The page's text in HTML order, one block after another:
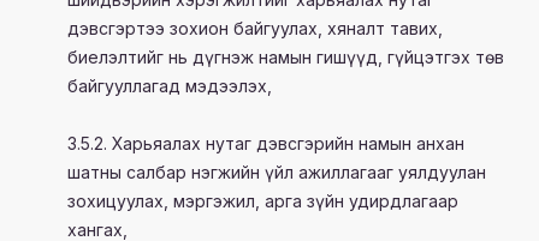
дэвсгэртээ зохион байгуулах, хяналт тавих,
биелэлтийг нь дүгнэж намын гишүүд, гүйцэтгэх төв
байгууллагад мэдээлэх,
3.5.2. Харьяалах нутаг дэвсгэрийн намын анхан
шатны салбар нэгжийн үйл ажиллагааг уялдуулан
зохицуулах, мэргэжил, арга зүйн удирдлагаар
хангах,